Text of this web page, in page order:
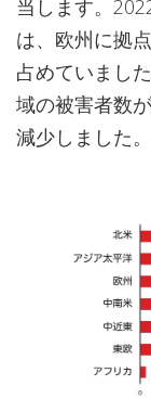
当します。
は、欧州に拠
占めていまし
域の被害者数
減少しました。